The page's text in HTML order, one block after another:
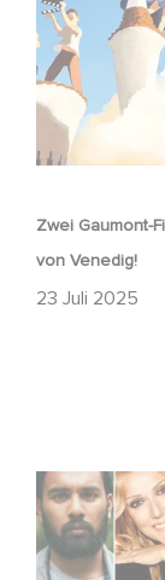
Zwei Gaumont-
von Venedig!
23 Juli 2025
Gaumont
McCartney’s